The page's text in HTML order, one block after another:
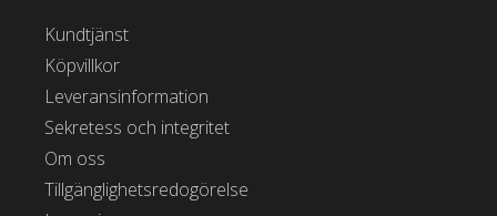
Kundtjänst
Köpvillkor
Leveransinformation
Sekretess och integritet
Om oss
Tillgänglighetsredogörelse